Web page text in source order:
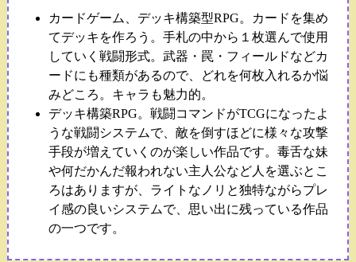
カードゲーム、デッキ構築型RPG。カードを集め
てデッキを作ろう。手札の中から１枚選んで使用
していく戦闘形式。武器・罠・フィールドなどカ
ードにも種類があるので、どれを何枚入れるか悩
みどころ。キャラも魅力的。
デッキ構築RPG。戦闘コマンドがTCGになったよ
うな戦闘システムで、敵を倒すほどに様々な攻撃
手段が増えていくのが楽しい作品です。毒舌な妹
や何だかんだ報われない主人公など人を選ぶとこ
ろはありますが、ライトなノリと独特ながらプレ
イ感の良いシステムで、思い出に残っている作品
の一つです。